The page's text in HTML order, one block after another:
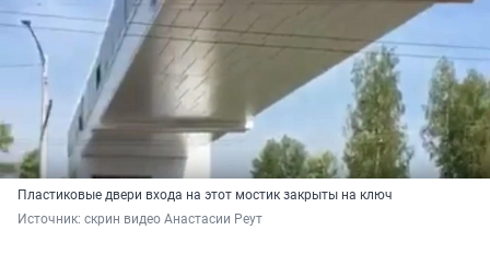
Пластиковые двери входа на этот мостик закрыты на ключ
Источник: скрин видео Анастасии Реут